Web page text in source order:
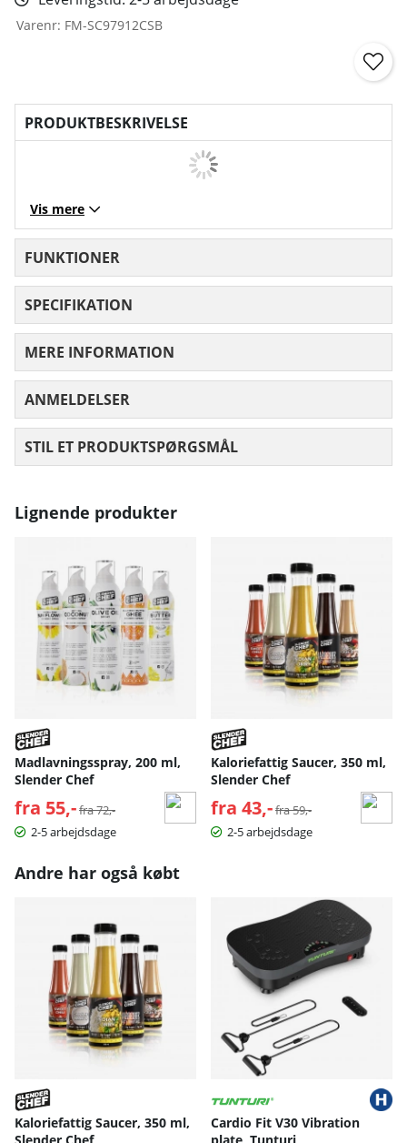
Varenr: FM-SC97912CSB
PRODUKTBESKRIVELSE
Vis mere
FUNKTIONER
SPECIFIKATION
MERE INFORMATION
ANMELDELSER
STIL ET PRODUKTSPØRGSMÅL
Lignende produkter
Madlavningsspray, 200 ml,
Slender Chef
fra 55,- Normalpris:
fra 72,-
2-5 arbejdsdage
Kaloriefattig Saucer, 350 ml,
Slender Chef
fra 43,- Normalpris:
fra 59,-
2-5 arbejdsdage
Andre har også købt
Kaloriefattig Saucer, 350 ml,
Cardio Fit V30 Vibration